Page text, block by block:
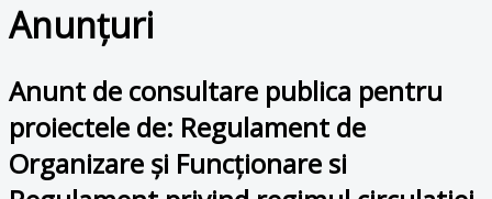
Anunțuri
Anunt de consultare publica pentru
proiectele de: Regulament de
Organizare și Funcționare si